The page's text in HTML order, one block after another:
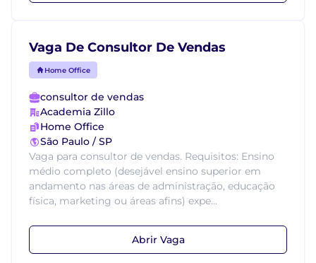
Vaga De Consultor De Vendas
Home Office
consultor de vendas
Academia Zillo
Home Office
São Paulo / SP
Vaga para consultor de vendas. Requisitos: Ensino
médio completo (desejável ensino superior em
andamento nas áreas de administração, educação
física, marketing ou áreas afins) expe...
Abrir Vaga